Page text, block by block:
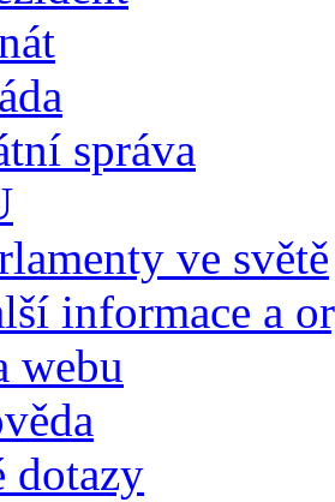
správa
ve světě
informace a
webu
dotazy